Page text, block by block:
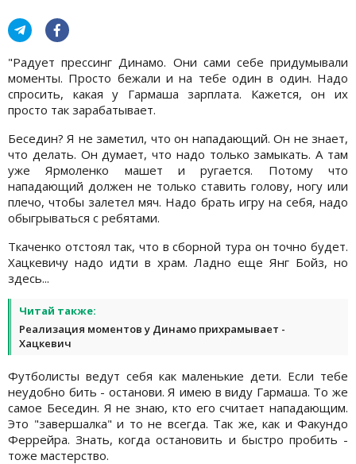
"Радует прессинг Динамо. Они сами себе придумывали
моменты. Просто бежали и на тебе один в один. Надо
спросить, какая у Гармаша зарплата. Кажется, он их
просто так зарабатывает.
Беседин? Я не заметил, что он нападающий. Он не знает,
что делать. Он думает, что надо только замыкать. А там
уже Ярмоленко машет и ругается. Потому что
нападающий должен не только ставить голову, ногу или
плечо, чтобы залетел мяч. Надо брать игру на себя, надо
обыгрываться с ребятами.
Ткаченко отстоял так, что в сборной тура он точно будет.
Хацкевичу надо идти в храм. Ладно еще Янг Бойз, но
здесь...
Читай также:
Реализация моментов у Динамо прихрамывает -
Хацкевич
Футболисты ведут себя как маленькие дети. Если тебе
неудобно бить - останови. Я имею в виду Гармаша. То же
самое Беседин. Я не знаю, кто его считает нападающим.
Это "завершалка" и то не всегда. Так же, как и Факундо
Феррейра. Знать, когда остановить и быстро пробить -
тоже мастерство.